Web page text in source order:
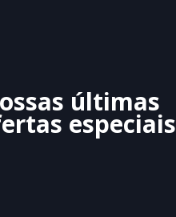
últimas
especiais